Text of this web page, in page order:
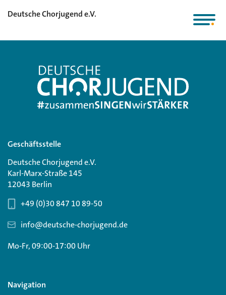
Deutsche Chorjugend e.V.
Geschäftsstelle
Deutsche Chorjugend e.V.
Karl-Marx-Straße 145
12043 Berlin
+49 (0)30 847 10 89-50
info@deutsche-chorjugend.de
Mo-Fr, 09:00-17:00 Uhr
Navigation